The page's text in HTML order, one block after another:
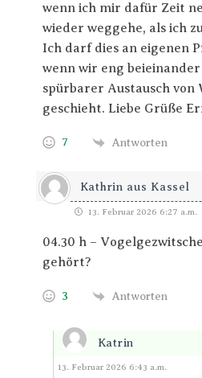
wenn ich mir dafür Zeit
wieder weggehe, als ich
Ich darf dies an eigenen
wenn wir eng
spürbarer Austausch von
geschieht. Liebe Grüße
7 Antworten
Kathrin aus Kassel
13. Februar 2026 6:27 a.m.
04.30 h –
gehört?
3 Antworten
Katrin
Antworten
13. Februar 2026 6:43 a.m.